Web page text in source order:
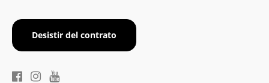
Desistir del contrato